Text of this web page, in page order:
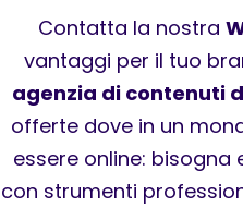
Contatta la nostra
vantaggi per il tuo
agenzia di contenuti
offerte dove in un
essere online: bisogna
con strumenti